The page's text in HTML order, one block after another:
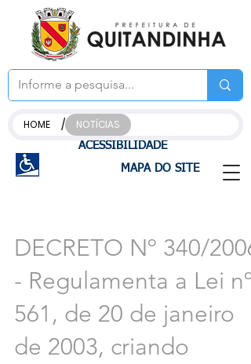
ACESSIBILIDADE
MAPA DO SITE
HOME / NOTÍCIAS
DECRETO Nº 340/2006
- Regulamenta a Lei nº
561, de 20 de janeiro
de 2003, criando